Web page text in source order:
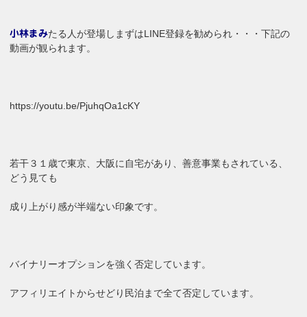
小林まみたる人が登場しまずはLINE登録を勧められ・・・下記の
動画が観られます。
https://youtu.be/PjuhqOa1cKY
若干３１歳で東京、大阪に自宅があり、善意事業もされている、
どう見ても
成り上がり感が半端ない印象です。
バイナリーオプションを強く否定しています。
アフィリエイトからせどり民泊まで全て否定しています。